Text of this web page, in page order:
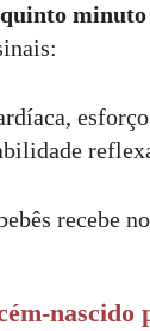
minuto
recebe
nascido